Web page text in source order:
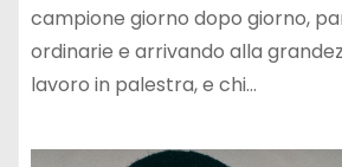
campione giorno dopo giorno,
ordinarie e arrivando alla
lavoro in palestra, e chi…